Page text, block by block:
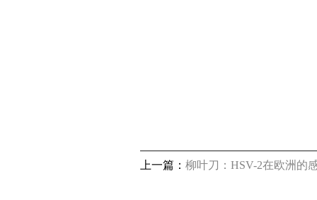
上一篇： 柳叶刀：HSV-2在欧洲的